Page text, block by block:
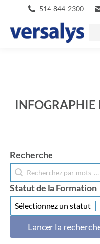
514-844-2300
INFOGRAPHIE
Recherche
Recherche
Recherche
Statut de la Formation
Statut de la Formation
Statut de la Formation
Lancer la